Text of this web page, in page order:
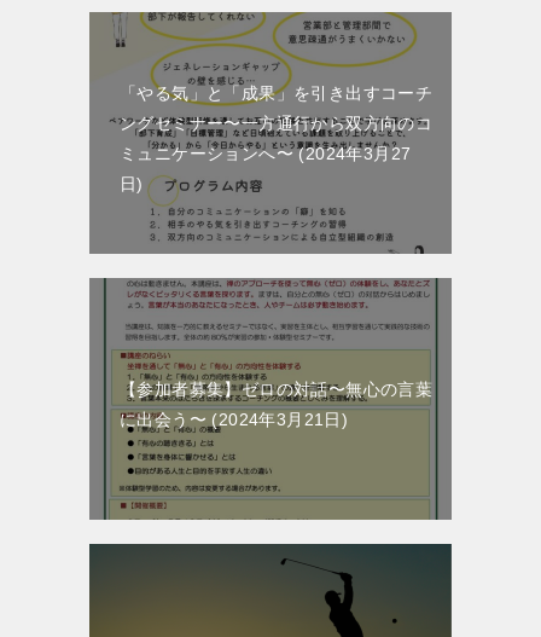
「やる気」と「成果」を引き出すコーチ
ングセミナー〜一方通行から双方向のコ
ミュニケーションへ〜
2024年3月27
日
【参加者募集】ゼロの対話〜無心の言葉
に出会う〜
2024年3月21日